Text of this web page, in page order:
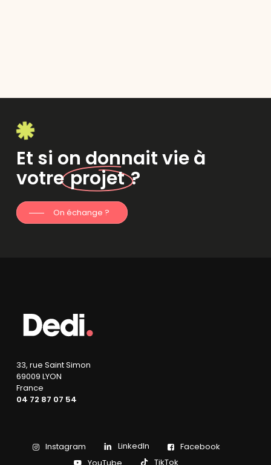
Et si on donnait vie à
votreprojet?
On échange ?
33, rue Saint Simon
69009 LYON
France
04 72 87 07 54
Instagram LinkedIn
Facebook
YouTube
TikTok